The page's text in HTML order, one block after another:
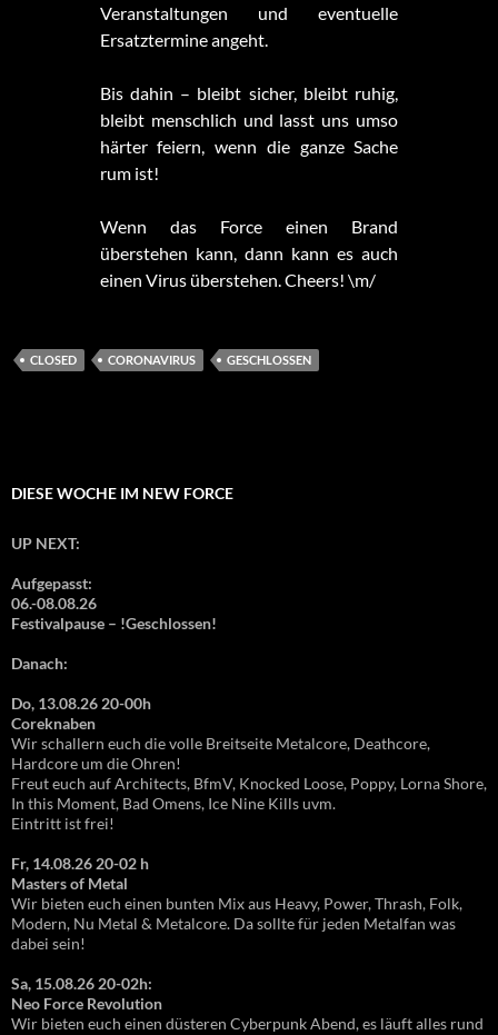
Veranstaltungen und eventuelle
Ersatztermine angeht.
Bis dahin – bleibt sicher, bleibt ruhig,
bleibt menschlich und lasst uns umso
härter feiern, wenn die ganze Sache
rum ist!
Wenn das Force einen Brand
überstehen kann, dann kann es auch
einen Virus überstehen. Cheers! \m/
CLOSED CORONAVIRUS GESCHLOSSEN
DIESE WOCHE IM NEW FORCE
UP NEXT:
Aufgepasst:
06.-08.08.26
Festivalpause – !Geschlossen!
Danach:
Do, 13.08.26 20-00h
Coreknaben
Wir schallern euch die volle Breitseite Metalcore, Deathcore,
Hardcore um die Ohren!
Freut euch auf Architects, BfmV, Knocked Loose, Poppy, Lorna Shore,
In this Moment, Bad Omens, Ice Nine Kills uvm.
Eintritt ist frei!
Fr, 14.08.26 20-02 h
Masters of Metal
Wir bieten euch einen bunten Mix aus Heavy, Power, Thrash, Folk,
Modern, Nu Metal & Metalcore. Da sollte für jeden Metalfan was
dabei sein!
Sa, 15.08.26 20-02h:
Neo Force Revolution
Wir bieten euch einen düsteren Cyberpunk Abend, es läuft alles rund